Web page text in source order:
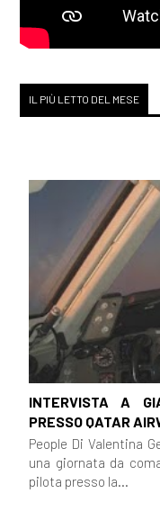
IL PIÙ LETTO DEL MESE
INTERVISTA A
PRESSO QATAR
People Di Valentina
una giornata da
pilota presso la...